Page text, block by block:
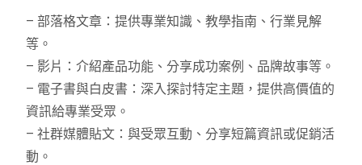
– 部落格文章：提供專業知識、教學指南、行業見解
等。
– 影片：介紹產品功能、分享成功案例、品牌故事等。
– 電子書與白皮書：深入探討特定主題，提供高價值的
資訊給專業受眾。
– 社群媒體貼文：與受眾互動、分享短篇資訊或促銷活
動。